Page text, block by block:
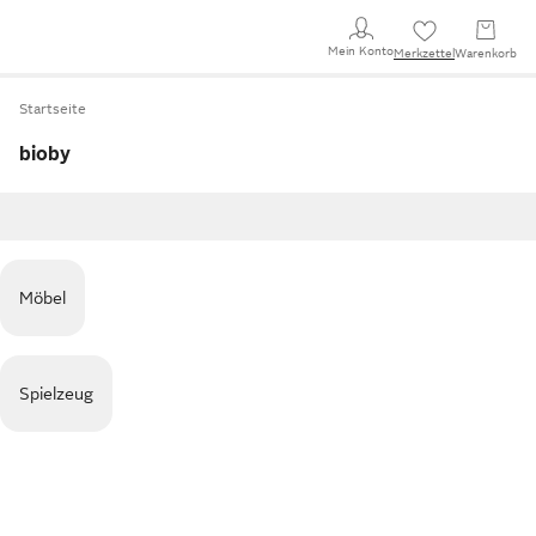
Mein KontoMerkzettel Warenkorb
Startseite
bioby
Möbel
Spielzeug